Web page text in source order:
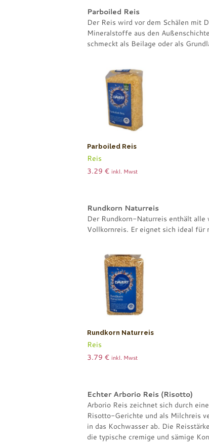
Parboiled Reis
Der Reis wird vor dem Schälen mit
Mineralstoffe aus den
schmeckt als Beilage oder als
Parboiled Reis
Reis
3.29 € inkl. Mwst
Rundkorn Naturreis
Der Rundkorn-Naturreis enthält
Vollkornreis. Er eignet sich ideal für
Rundkorn Naturreis
Reis
3.79 € inkl. Mwst
Echter Arborio Reis (Risotto)
Arborio Reis zeichnet sich durch
Risotto-Gerichte und als Milchreis
in das Kochwasser ab. Die
die typische cremige und sämige